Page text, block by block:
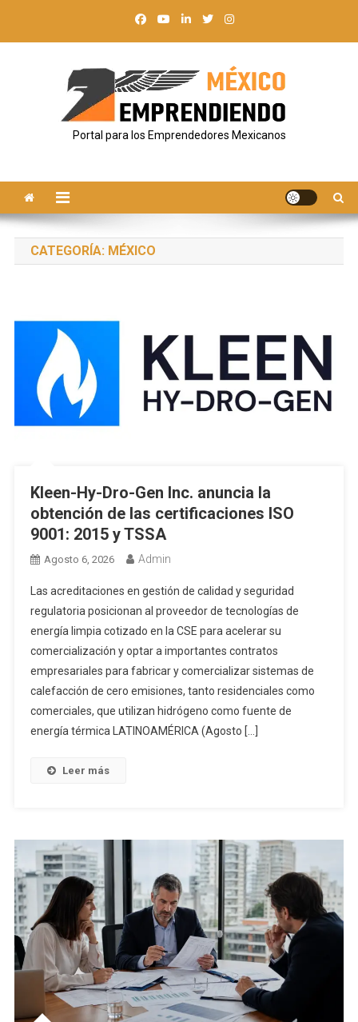
Portal para los Emprendedores Mexicanos
CATEGORÍA: MÉXICO
Kleen-Hy-Dro-Gen Inc. anuncia la
obtención de las certificaciones ISO
9001: 2015 y TSSA
Agosto 6, 2026 Admin
Las acreditaciones en gestión de calidad y seguridad
regulatoria posicionan al proveedor de tecnologías de
energía limpia cotizado en la CSE para acelerar su
comercialización y optar a importantes contratos
empresariales para fabricar y comercializar sistemas de
calefacción de cero emisiones, tanto residenciales como
comerciales, que utilizan hidrógeno como fuente de
energía térmica LATINOAMÉRICA (Agosto […]
Leer más